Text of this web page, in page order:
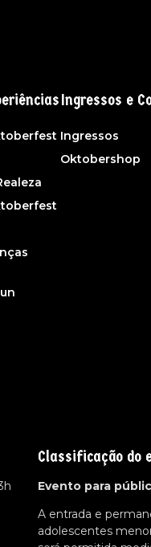
Ingressos e
Ingressos
Oktobershop
Classificação do
Evento para
A entrada e
adolescentes